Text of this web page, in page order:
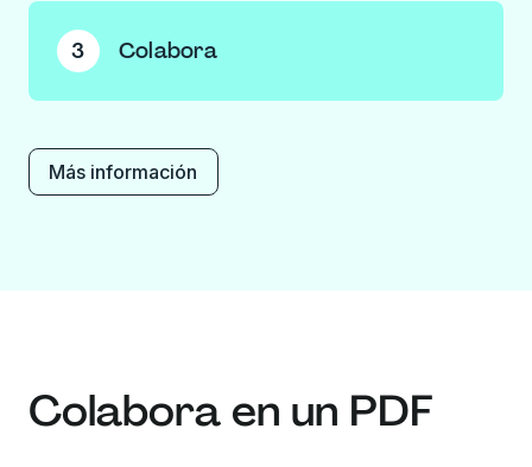
electrónicos de quienes quieras invitar y pulsa
‘Crear’.
3 Colabora
privados en ‘Mis documentos’.
Más información
Colabora en un PDF